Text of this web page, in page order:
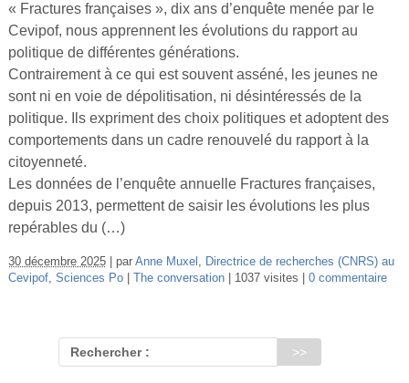
« Fractures françaises », dix ans d’enquête menée par le
Cevipof, nous apprennent les évolutions du rapport au
politique de différentes générations.
Contrairement à ce qui est souvent asséné, les jeunes ne
sont ni en voie de dépolitisation, ni désintéressés de la
politique. Ils expriment des choix politiques et adoptent des
comportements dans un cadre renouvelé du rapport à la
citoyenneté.
Les données de l’enquête annuelle Fractures françaises,
depuis 2013, permettent de saisir les évolutions les plus
repérables du (…)
30 décembre 2025 par Anne Muxel , Directrice de recherches (CNRS) au
Cevipof, Sciences Po The conversation 1037 visites 0 commentaire
Rechercher :